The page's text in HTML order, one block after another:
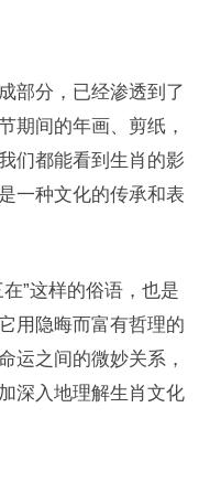
部分，已经渗透到了
期间的年画、剪纸，
们都能看到生肖的影
一种文化的传承和表
”这样的俗语，也是
用隐晦而富有哲理的
运之间的微妙关系，
深入地理解生肖文化